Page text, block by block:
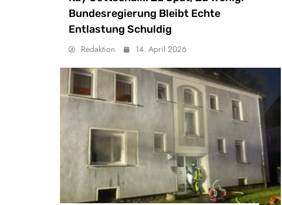
Bundesregierung Bleibt Echte
Entlastung Schuldig
Redaktion 14. April 2026